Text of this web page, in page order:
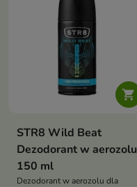

STR8 Wild Beat
Dezodorant w aerozolu
150 ml
Dezodorant w aerozolu dla